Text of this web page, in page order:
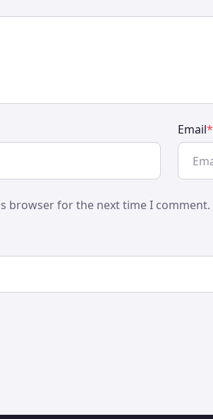
Email*
browser for the next time I comment.